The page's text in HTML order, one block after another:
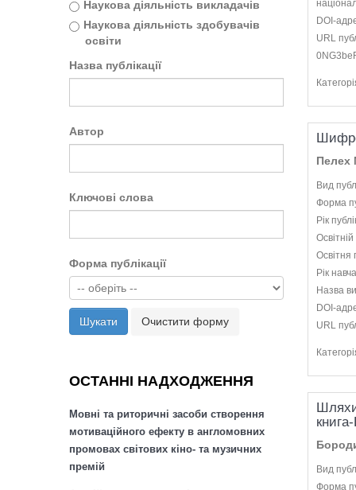
Наукова діяльність викладачів
Наукова діяльність здобувачів
освіти
Назва публікації
Автор
Ключові слова
Форма публікації
Шукати Очистити форму
ОСТАННІ НАДХОДЖЕННЯ
Мовні та риторичні засоби створення
мотиваційного ефекту в англомовних
промовах світових кіно- та музичних
премій
DOI-
URL
Пелех
Вид
Форма
Рік
Освітня
Рік
Назва
DOI-
URL
Вид
Форма